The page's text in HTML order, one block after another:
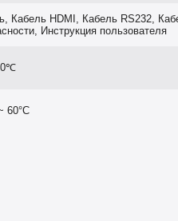
Кабель HDMI, Кабель RS232,
Инструкция пользователя
60°C